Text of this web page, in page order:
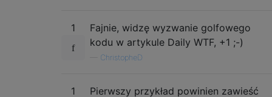
1
Fajnie, widzę wyzwanie golfowego
kodu w artykule Daily WTF, +1 ;-)
ChristopheD
1
Pierwszy przykład powinien zawieść